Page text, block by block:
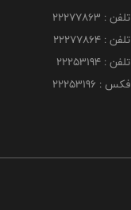
تلفن : 22277863
تلفن : 22277864
تلفن : 22253194
فکس : 22253196